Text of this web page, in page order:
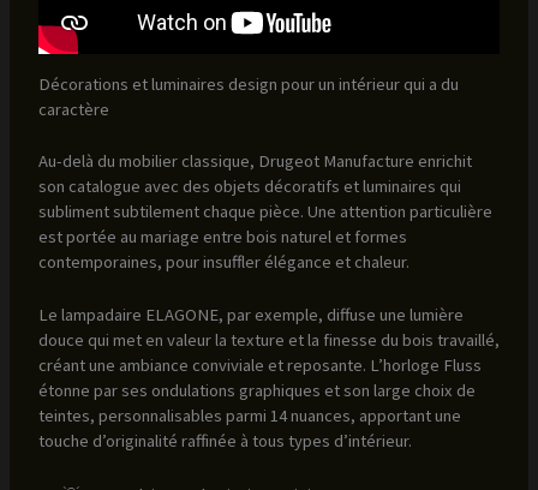
Décorations et luminaires design pour un intérieur qui a du
caractère
Au-delà du mobilier classique, Drugeot Manufacture enrichit
son catalogue avec des objets décoratifs et luminaires qui
subliment subtilement chaque pièce. Une attention particulière
est portée au mariage entre bois naturel et formes
contemporaines, pour insuffler élégance et chaleur.
Le lampadaire ELAGONE, par exemple, diffuse une lumière
douce qui met en valeur la texture et la finesse du bois travaillé,
créant une ambiance conviviale et reposante. L’horloge Fluss
étonne par ses ondulations graphiques et son large choix de
teintes, personnalisables parmi 14 nuances, apportant une
touche d’originalité raffinée à tous types d’intérieur.